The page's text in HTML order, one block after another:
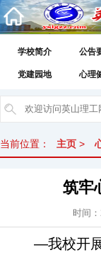
学校简介 公告
党建园地 心理
当前位置： 主页 >
筑牢
时间
—我校开